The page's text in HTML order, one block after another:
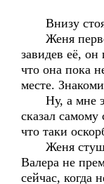
Внизу стоял
Женя
завидев её, он
что она пока
месте.
Ну, а мне
сказал самому
что таки
Женя
Валера не
сейчас, когда